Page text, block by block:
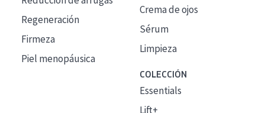
Regeneración
Firmeza
Piel menopáusica
Crema de ojos
Sérum
Limpieza
COLECCIÓN
Essentials
Lift+